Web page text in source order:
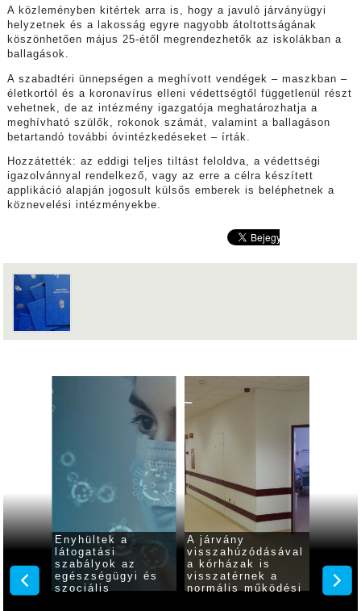
A közleményben kitértek arra is, hogy a javuló járványügyi
helyzetnek és a lakosság egyre nagyobb átoltottságának
köszönhetően május 25-étől megrendezhetők az iskolákban a
ballagások.
A szabadtéri ünnepségen a meghívott vendégek – maszkban –
életkortól és a koronavírus elleni védettségtől függetlenül részt
vehetnek, de az intézmény igazgatója meghatározhatja a
meghívható szülők, rokonok számát, valamint a ballagáson
betartandó további óvintézkedéseket – írták.
Hozzátették: az eddigi teljes tiltást feloldva, a védettségi
igazolvánnyal rendelkező, vagy az erre a célra készített
applikáció alapján jogosult külsős emberek is beléphetnek a
köznevelési intézményekbe.
Enyhültek a
látogatási
szabályok az
egészségügyi és
szociális
A járvány
visszahúzódásával
a kórházak is
visszatérnek a
normális működési
A